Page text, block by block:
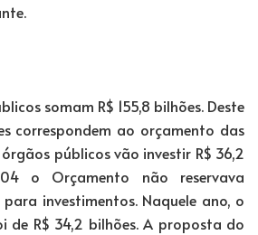
somam R$ 155,8 bilhões. Deste
correspondem ao orçamento das
públicos vão investir R$ 36,2
o Orçamento não reservava
investimentos. Naquele ano, o
de R$ 34,2 bilhões. A proposta do